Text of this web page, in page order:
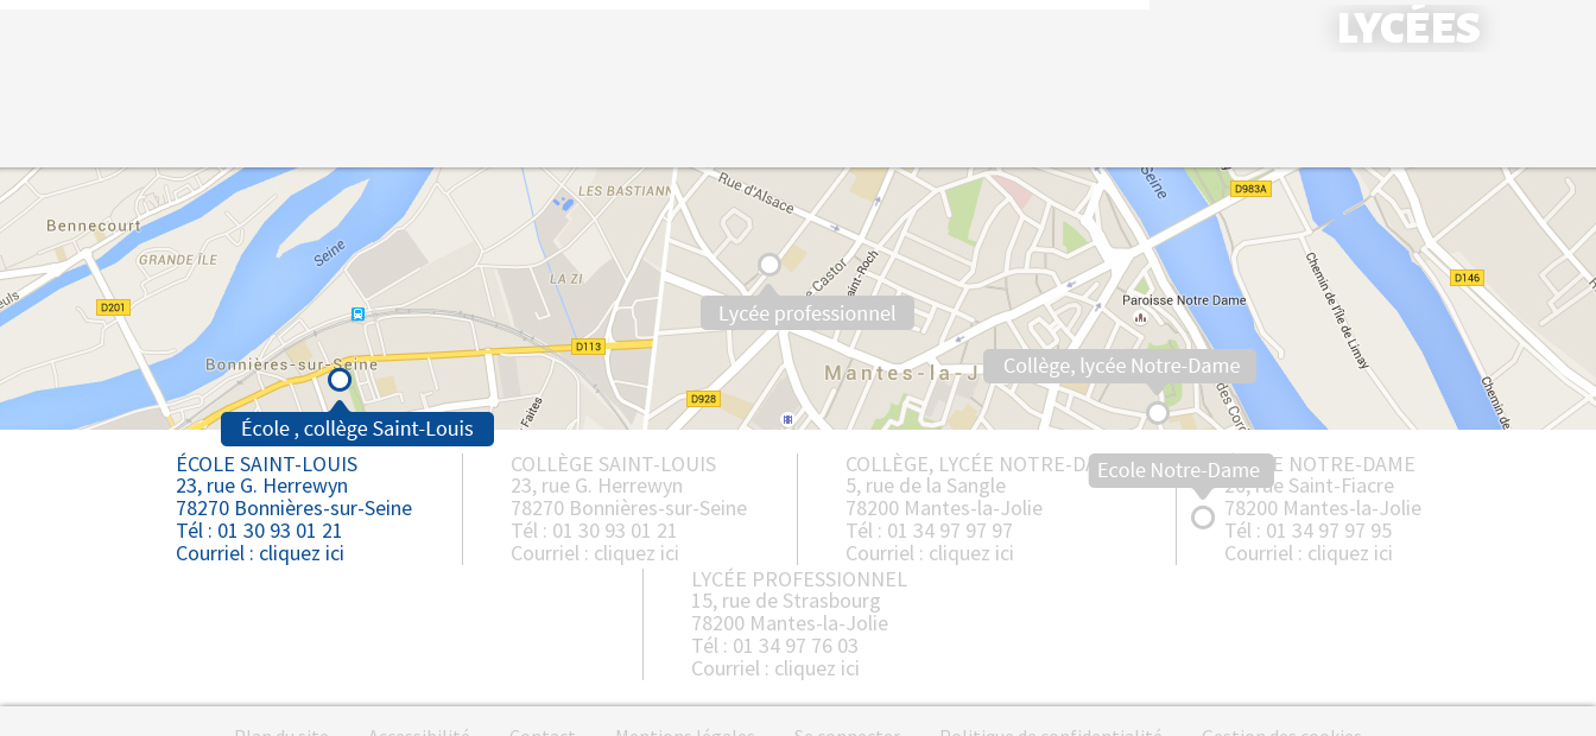
École Saint-Louis - Bonnières
Collège Saint-Louis - Bonnières
LYCÉES
Lycée Notre-Dame - Mantes
Lycée Professionnel - Mantes
ÉCOLE SAINT-LOUIS
23, rue G. Herrewyn
78270 Bonnières-sur-Seine
Tél : 01 30 93 01 21
Courriel : cliquez ici
COLLÈGE SAINT-LOUIS
23, rue G. Herrewyn
78270 Bonnières-sur-Seine
Tél : 01 30 93 01 21
Courriel : cliquez ici
COLLÈGE, LYCÉE NOTRE-DAME
5, rue de la Sangle
78200 Mantes-la-Jolie
Tél : 01 34 97 97 97
Courriel : cliquez ici
ÉCOLE NOTRE-DAME
20, rue Saint-Fiacre
78200 Mantes-la-Jolie
Tél : 01 34 97 97 95
Courriel : cliquez ici
LYCÉE PROFESSIONNEL
15, rue de Strasbourg
78200 Mantes-la-Jolie
Tél : 01 34 97 76 03
Courriel : cliquez ici